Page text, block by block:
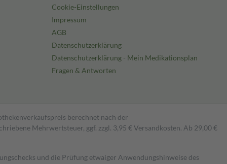
Cookie-Einstellungen
Impressum
AGB
Datenschutzerklärung
Datenschutzerklärung - Mein Medikationsplan
Fragen & Antworten
berechnet nach der
Mehrwertsteuer, ggf. zzgl. 3,95 € Versandkosten. Ab 29,00 €
und die Prüfung etwaiger Anwendungshinweise des